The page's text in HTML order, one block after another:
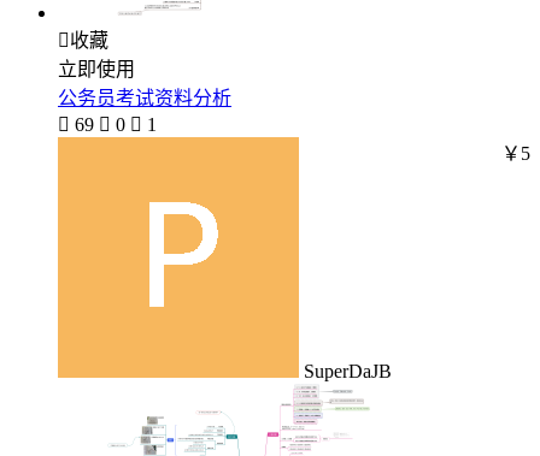
收藏
立即使用
公务员考试资料分析
 69  0  1
SuperDaJB
￥5